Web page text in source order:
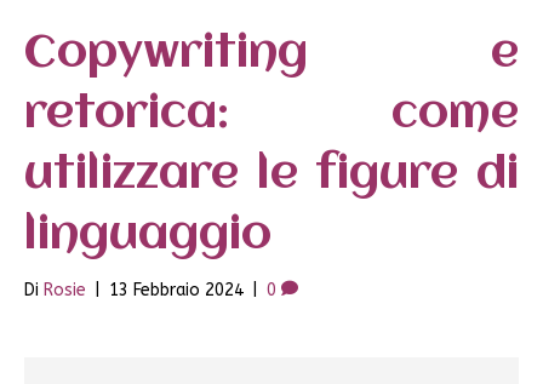
Copywriting e
retorica: come
utilizzare le figure di
linguaggio
Di Rosie 13 Febbraio 2024 0